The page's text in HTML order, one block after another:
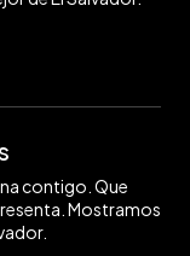
contigo. Que
Mostramos